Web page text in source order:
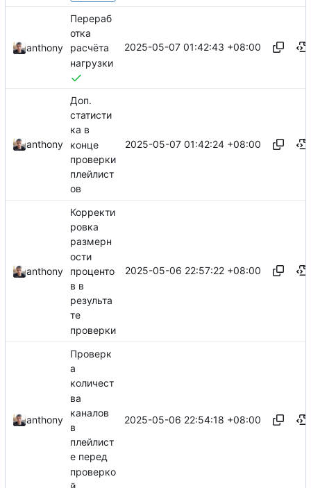
anthony
Перераб
отка
расчёта
нагрузки
2025-05-07 01:42:43 +08:00
anthony
Доп.
статисти
ка в
конце
проверки
плейлист
ов
2025-05-07 01:42:24 +08:00
anthony
Корректи
ровка
размерн
ости
проценто
в в
результа
те
проверки
2025-05-06 22:57:22 +08:00
anthony
Проверк
а
количест
ва
каналов
в
плейлист
е перед
проверко
2025-05-06 22:54:18 +08:00